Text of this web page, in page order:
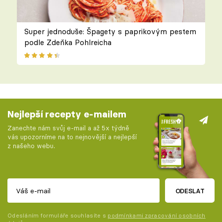
Super jednoduše: Špagety s paprikovým pestem
podle Zdeňka Pohlreicha
Nejlepší recepty e-mailem
Zanechte nám svůj e-mail a až 5x týdně
vás upozorníme na to nejnovější a nejlepší
z našeho webu.
ODESLAT
Odesláním formuláře souhlasíte s podmínkami zpracování osobních